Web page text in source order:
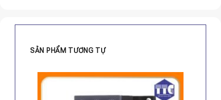
SẢN PHẨM TƯƠNG TỰ